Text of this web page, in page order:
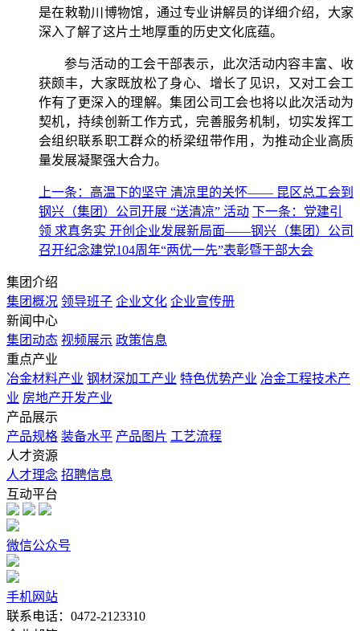
是在敕勒川博物馆，通过专业讲解员的详细介绍，大家
深入了解了这片土地厚重的历史文化底蕴。
参与活动的工会干部表示，此次活动内容丰富、收
获颇丰，大家既放松了身心、增长了见识，又对工会工
作有了更深入的理解。集团公司工会也将以此次活动为
契机，持续创新工作方式，完善服务机制，切实发挥工
会组织联系职工群众的桥梁纽带作用，为推动企业高质
量发展凝聚强大合力。
上一条：高温下的坚守 清凉里的关怀​—— 昆区总工会到
钢兴（集团）公司开展 “送清凉” 活动 下一条：党建引
领 求真务实 开创企业发展新局面——钢兴（集团）公司
召开纪念建党104周年“两优一先”表彰暨干部大会
集团介绍
集团概况 领导班子 企业文化 企业宣传册
新闻中心
集团动态 视频展示 政策信息
重点产业
冶金材料产业 钢材深加工产业 特色优势产业 冶金工程技术产
业 房地产开发产业
产品展示
产品规格 装备水平 产品图片 工艺流程
人才资源
人才理念 招聘信息
互动平台
微信公众号
手机网站
联系电话：0472-2123310